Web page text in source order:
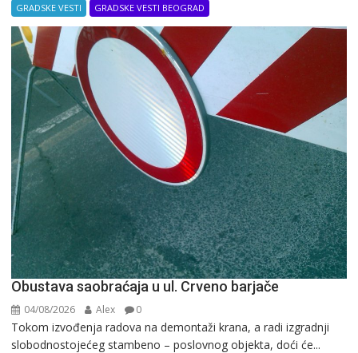
GRADSKE VESTI
GRADSKE VESTI BEOGRAD
Obustava saobraćaja u ul. Crveno barjače
04/08/2026 Alex 0
Tokom izvođenja radova na demontaži krana, a radi izgradnji
slobodnostojećeg stambeno – poslovnog objekta, doći će...